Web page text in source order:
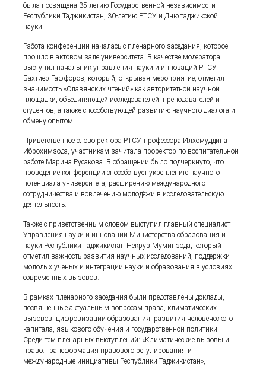
была посвящена 35-летию Государственной независимости
Республики Таджикистан, 30-летию РТСУ и Дню таджикской
науки.
Работа конференции началась с пленарного заседания, которое
прошло в актовом зале университета. В качестве модератора
выступил начальник управления науки и инноваций РТСУ
Бахтиёр Гаффоров, который, открывая мероприятие, отметил
значимость «Славянских чтений» как авторитетной научной
площадки, объединяющей исследователей, преподавателей и
студентов, а также способствующей развитию научного диалога и
обмену опытом.
Приветственное слово ректора РТСУ, профессора Илхомуддина
Иброхимзода, участникам зачитала проректор по воспитательной
работе Марина Русакова. В обращении было подчеркнуто, что
проведение конференции способствует укреплению научного
потенциала университета, расширению международного
сотрудничества и вовлечению молодёжи в исследовательскую
деятельность.
Также с приветственным словом выступил главный специалист
Управления науки и инноваций Министерства образования и
науки Республики Таджикистан Некруз Муминзода, который
отметил важность развития научных исследований, поддержки
молодых ученых и интеграции науки и образования в условиях
современных вызовов.
В рамках пленарного заседания были представлены доклады,
посвященные актуальным вопросам права, климатических
вызовов, цифровизации образования, развития человеческого
капитала, языкового обучения и государственной политики.
Среди тем пленарных выступлений: «Климатические вызовы и
право: трансформация правового регулирования и
международные инициативы Республики Таджикистан»,